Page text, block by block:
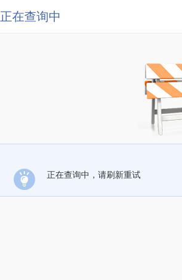
正在查询中
正在查询中，请刷新重试